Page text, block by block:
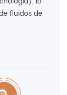
fluidos de